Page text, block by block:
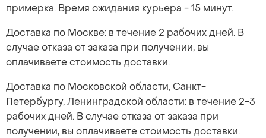
примерка. Время ожидания курьера - 15 минут.
Доставка по Москве: в течение 2 рабочих дней. В
случае отказа от заказа при получении, вы
оплачиваете стоимость доставки.
Доставка по Московской области, Санкт-
Петербургу, Ленинградской области: в течение 2-3
рабочих дней. В случае отказа от заказа при
получении, вы оплачиваете стоимость доставки.